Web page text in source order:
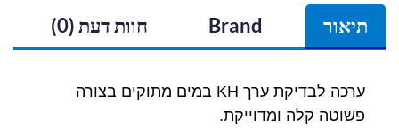
תיאור Brand חוות דעת (0)
ערכה לבדיקת ערך KH במים מתוקים בצורה
פשוטה קלה ומדוייקת.